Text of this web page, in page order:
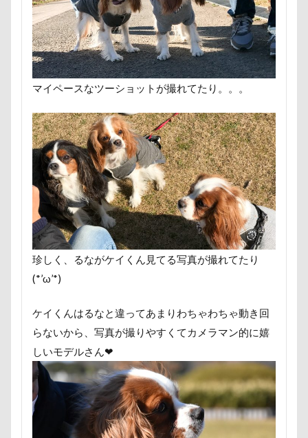
マイペースなツーショットが撮れてたり。。。
珍しく、るながケイくん見てる写真が撮れてたり
(*’ω’*)
ケイくんはるなと違ってあまりわちゃわちゃ動き回
らないから、写真が撮りやすくてカメラマン的に嬉
しいモデルさん❤
せんたろうくん
すばるん卓上カレンダー
せくし～
すーぱーひーろー
すももちゃん すばる父
すばる号
すばる兄弟 すばるの家
すばる10才
すばるちゃん
すばる9才 すばる7才
すばる6才
くんくんゲーム
アゴ アプリ
アビーちゃん
アニマルコミュニケーター
アニマルキャップ
アトリエイマージュ
アジリティ
アクリルキーホル
アクリル
アクセサリー アクアライン
アキラ
アウトドア
アイリスオーヤマ アイムス
アメリカンコッカー
わん宿うの浜館
アンジェロく
イオンペットショップ
アールくん アート
アンディくん
アルジェントくん
アル3才 アル2才
アル0才
よきにはからえ
ゆずちゃん ゆきちゃん
もってこい
めいちゃん みちのくファーム
まるるちゃん
まるで敷物 まるくん
まめちゃ
ますの寿し
まさむねくん まいたけちゃん